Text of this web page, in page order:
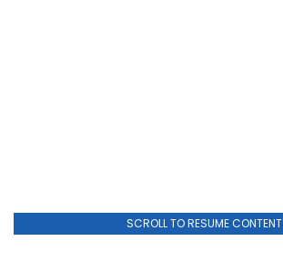
SCROLL TO RESUME CONTENT